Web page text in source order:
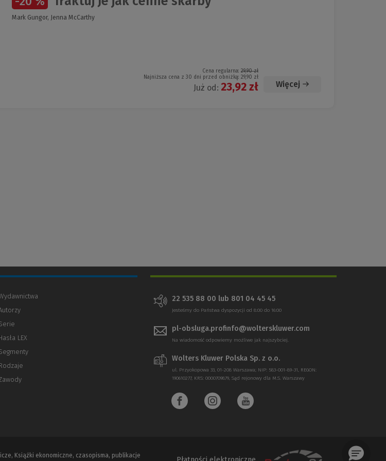
Mark Gungor, Jenna McCarthy
Cena regularna: 29,90 zł
Najniższa cena z 30 dni przed obniżką: 29,90 zł
Już od: 23,92 zł Więcej
LEX
22 535 88 00 lub 801 04 45 45
Jesteśmy do Państwa dyspozycji od 8:00 do 16:00
pl-obsluga.profinfo@wolterskluwer.com
Na wiadomość odpowiemy możliwe jak najszybciej.
Wolters Kluwer Polska Sp. z o.o.
ul. Przyokopowa 33, 01-208 Warszawa; NIP: 583-001-89-31, REGON:
190610277, KRS: 0000709879, Sąd rejonowy dla M.S. Warszawy
Książki ekonomiczne, czasopisma, publikacje